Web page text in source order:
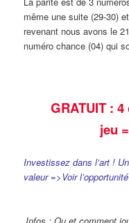
même une suite (29-30)
revenant nous avons le
numéro chance (04) qui
GRATUIT :
jeu
Investissez dans l’art !
valeur =>Voir